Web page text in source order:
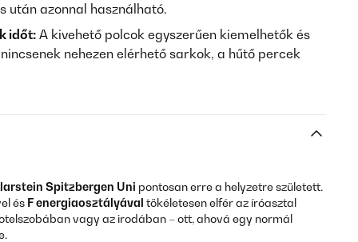
után azonnal használható.
időt: A kivehető polcok egyszerűen kiemelhetők és
nehezen elérhető sarkok, a hűtő percek
Spitzbergen Uni pontosan erre a helyzetre született.
és F energiaosztályával tökéletesen elfér az íróasztal
vagy az irodában – ott, ahová egy normál